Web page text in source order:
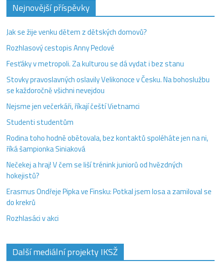
Nejnovější příspěvky
Jak se žije venku dětem z dětských domovů?
Rozhlasový cestopis Anny Peclové
Fesťáky v metropoli. Za kulturou se dá vydat i bez stanu
Stovky pravoslavných oslavily Velikonoce v Česku. Na bohoslužbu
se každoročně všichni nevejdou
Nejsme jen večerkáři, říkají čeští Vietnamci
Studenti studentům
Rodina toho hodně obětovala, bez kontaktů spoléháte jen na ni,
říká šampionka Siniaková
Nečekej a hraj! V čem se liší trénink juniorů od hvězdných
hokejistů?
Erasmus Ondřeje Pipka ve Finsku: Potkal jsem losa a zamiloval se
do krekrů
Rozhlasáci v akci
Další mediální projekty IKSŽ